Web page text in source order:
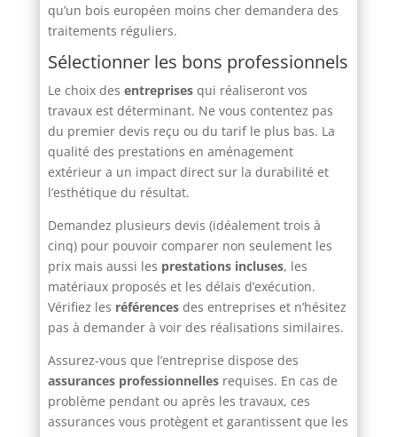
qu’un bois européen moins cher demandera des
traitements réguliers.
Sélectionner les bons professionnels
Le choix des entreprisesqui réaliseront vos
travaux est déterminant. Ne vous contentez pas
du premier devis reçu ou du tarif le plus bas. La
qualité des prestations en aménagement
extérieur a un impact direct sur la durabilité et
l’esthétique du résultat.
Demandez plusieurs devis (idéalement trois à
cinq) pour pouvoir comparer non seulement les
prix mais aussi les prestations incluses, les
matériaux proposés et les délais d’exécution.
Vérifiez les référencesdes entreprises et n’hésitez
pas à demander à voir des réalisations similaires.
Assurez-vous que l’entreprise dispose des
assurances professionnellesrequises. En cas de
problème pendant ou après les travaux, ces
assurances vous protègent et garantissent que les